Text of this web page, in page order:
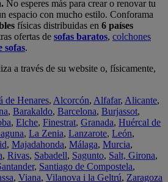
No esperes más para crear o renovar tu
espacio con mucho estilo. Conforama
físicas distribuidas en 6 países
ofertas de sofas baratos, colchones
sofas.
a través de su website o, físicamente,
de Henares, Alcorcón, Alfafar, Alicante,
, Barakaldo, Barcelona, Burjassot,
, Elche, Finestrat, Granada, Huércal de
, La Zenia, Lanzarote, León,
, Majadahonda, Málaga, Murcia,
, Rivas, Sabadell, Sagunto, Salt, Girona,
, Santiago de Compostela,
, Viana, Vilanova i la Geltrú, Zaragoza